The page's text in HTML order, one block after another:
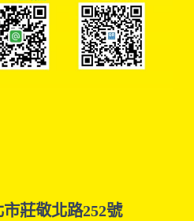
莊敬北路252號